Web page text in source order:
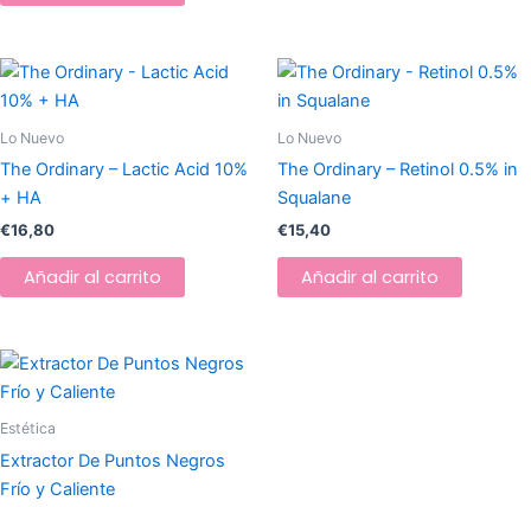
Lo Nuevo
The Ordinary – Lactic Acid 10%
+ HA
€16,80
Añadir al carrito
Lo Nuevo
The Ordinary – Retinol 0.5% in
Squalane
€15,40
Añadir al carrito
Estética
Extractor De Puntos Negros
Frío y Caliente